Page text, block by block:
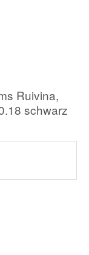
Ruivina,
schwarz